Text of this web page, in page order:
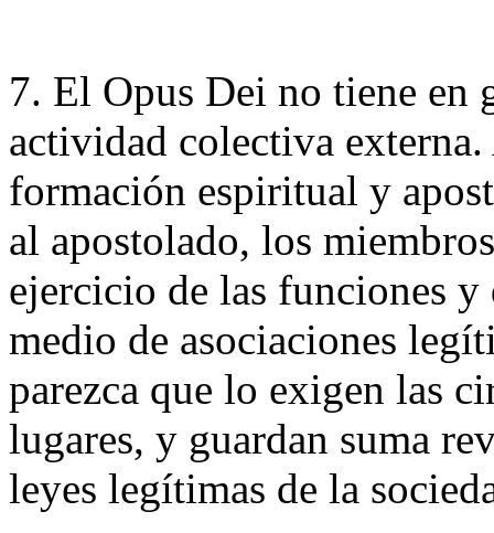
7. El Opus Dei no tiene en
actividad colectiva
formación espiritual y
al apostolado, los
ejercicio de las funciones
medio de asociaciones
parezca que lo exigen las
lugares, y guardan suma
leyes legítimas de la